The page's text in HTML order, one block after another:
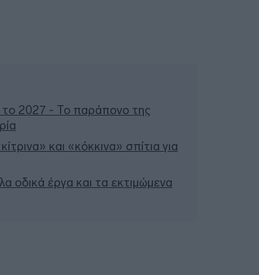
το 2027 - Το παράπονο της
και «κόκκινα» σπίτια για
οδικά έργα και τα εκτιμώμενα